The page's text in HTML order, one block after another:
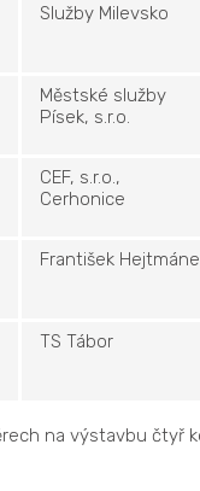
Služby Milevsko
Městské služby
Písek, s.r.o.
CEF, s.r.o.,
Cerhonice
František
TS Tábor
na výstavbu čtyř